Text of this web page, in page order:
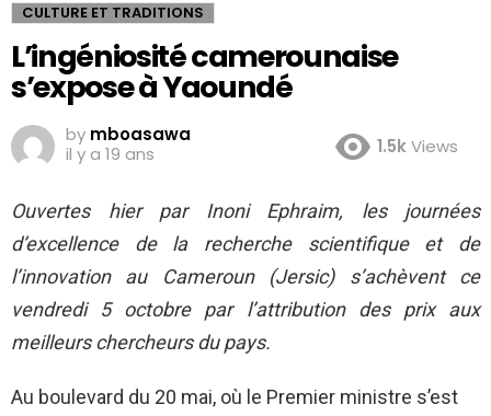
CULTURE ET TRADITIONS
L’ingéniosité camerounaise
s’expose à Yaoundé
by mboasawa
il y a 19 ans
1.5kViews
Ouvertes hier par Inoni Ephraim, les journées
d’excellence de la recherche scientifique et de
l’innovation au Cameroun (Jersic) s’achèvent ce
vendredi 5 octobre par l’attribution des prix aux
meilleurs chercheurs du pays.
Au boulevard du 20 mai, où le Premier ministre s’est